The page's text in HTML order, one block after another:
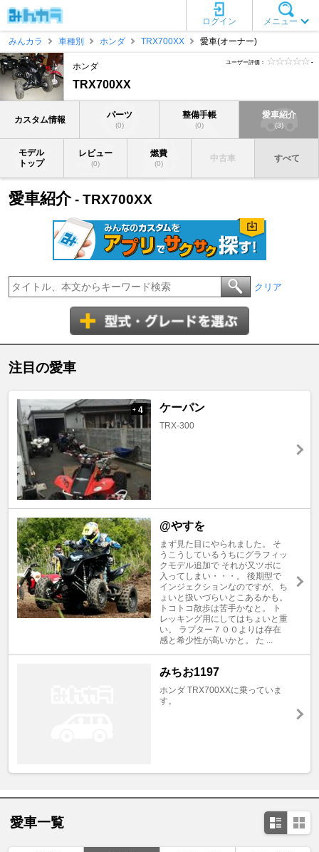
メニュー
ログイン
みんカラ
車種別 ホンダ TRX700XX 愛車(オーナー)
ホンダ
TRX700XX
ユーザー評価： -
カスタム情報 パーツ
(0)
整備手帳
(0)
愛車紹介
(3)
モデル
トップ
レビュー
(0)
燃費
(0)
中古車 すべて
愛車紹介- TRX700XX
クリア
注目の愛車
+ 4 ケーパン
TRX-300
@やすを
まず見た目にやられました。 そ
うこうしているうちにグラフィッ
クモデル追加で それが又ツボに
入ってしまい・・・。 後期型で
インジェクションなのですが、ち
ょいと扱いづらいとこあるかも。
トコトコ散歩は苦手かなと。 ト
レッキング用にしてはちょいと重
い。 ラプター７００よりは存在
感と希少性が高いかと。 た ...
みちお1197
ホンダ TRX700XXに乗っていま
す。
愛車一覧